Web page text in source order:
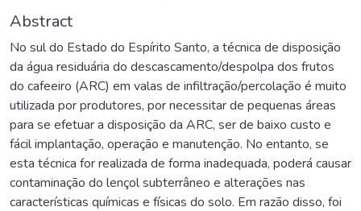
Abstract
No sul do Estado do Espírito Santo, a técnica de disposição
da água residuária do descascamento/despolpa dos frutos
do cafeeiro (ARC) em valas de infiltração/percolação é muito
utilizada por produtores, por necessitar de pequenas áreas
para se efetuar a disposição da ARC, ser de baixo custo e
fácil implantação, operação e manutenção. No entanto, se
esta técnica for realizada de forma inadequada, poderá causar
contaminação do lençol subterrâneo e alterações nas
características químicas e físicas do solo. Em razão disso, foi